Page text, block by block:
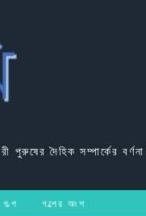
পুরুষের দৈহিক সম্পার্কের
গল্প গল্পের অংশ